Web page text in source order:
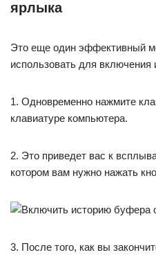
ярлыка
Это еще один эффективный
использовать для
1. Одновременно нажмите
клавиатуре компьютера.
2. Это приведет вас к
котором вам нужно нажать
3. После того, как вы